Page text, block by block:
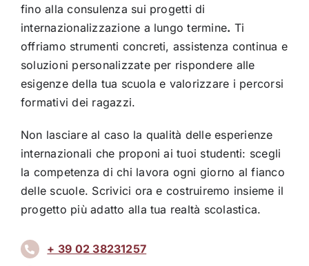
fino alla consulenza sui progetti di
internazionalizzazione a lungo termine. Ti
offriamo strumenti concreti, assistenza continua e
soluzioni personalizzate per rispondere alle
esigenze della tua scuola e valorizzare i percorsi
formativi dei ragazzi.
Non lasciare al caso la qualità delle esperienze
internazionali che proponi ai tuoi studenti: scegli
la competenza di chi lavora ogni giorno al fianco
delle scuole. Scrivici ora e costruiremo insieme il
progetto più adatto alla tua realtà scolastica.
+ 39 02 38231257